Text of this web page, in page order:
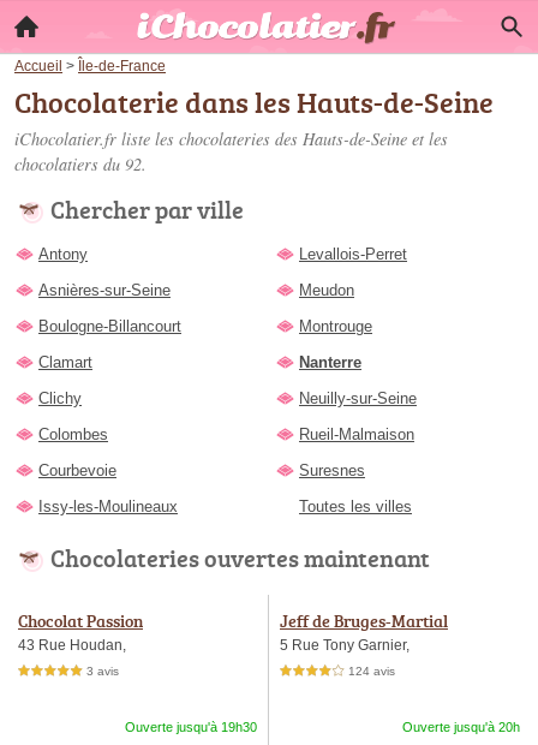
Accueil > Île-de-France
Chocolaterie dans les Hauts-de-Seine
iChocolatier.fr liste les chocolateries des Hauts-de-Seine et les
chocolatiers du 92.
Chercher par ville
Antony
Asnières-sur-Seine
Boulogne-Billancourt
Clamart
Clichy
Colombes
Courbevoie
Issy-les-Moulineaux
Levallois-Perret
Meudon
Montrouge
Nanterre
Neuilly-sur-Seine
Rueil-Malmaison
Suresnes
Toutes les villes
Chocolateries ouvertes maintenant
Chocolat Passion
43 Rue Houdan,
5,0 étoiles sur 5 3 avis
Ouverte jusqu'à 19h30
Jeff de Bruges-Martial
5 Rue Tony Garnier,
4,0 étoiles sur 5 124 avis
Ouverte jusqu'à 20h